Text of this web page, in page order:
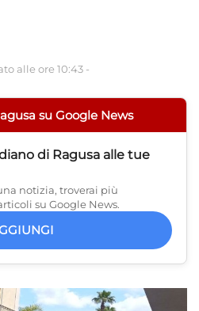
alle ore 10:43 -
su Google News
di Ragusa alle tue
notizia, troverai più
su Google News.